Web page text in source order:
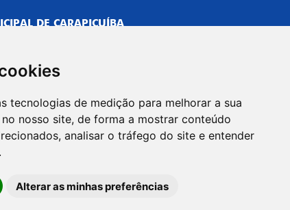
tecnologias de medição para melhorar a sua
nosso site, de forma a mostrar conteúdo
analisar o tráfego do site e entender
Alterar as minhas preferências
DE CARAPICUÍBA
211 - Vila Caldas, Carapicuíba/SP
205 - Vila Caldas, Carapicuíba/SP